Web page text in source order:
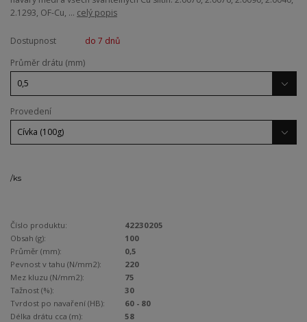
2.1293, OF-Cu, ... celý popis
Dostupnost
do 7 dnů
Průměr drátu (mm)
Provedení
/ks
Číslo produktu:
42230205
Obsah (g):
100
Průměr (mm):
0,5
Pevnost v tahu (N/mm2):
220
Mez kluzu (N/mm2):
75
Tažnost (%):
30
Tvrdost po navaření (HB):
60 - 80
Délka drátu cca (m):
58